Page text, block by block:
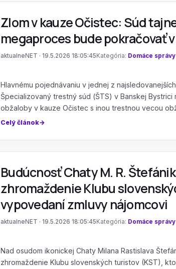
Zlom v kauze Očistec: Súd
megaproces bude pokračovať
aktualneNET · 19.5.2026 18:05:45 Kategória: Domáce správy
Hlavnému pojednávaniu v jednej z
Špecializovaný trestný súd (ŠTS) v Banskej
obžaloby v kauze Očistec s inou trestnou vecou
Celý článok
Budúcnosť Chaty M. R.
zhromaždenie Klubu
vypovedaní zmluvy nájomcovi
aktualneNET · 19.5.2026 18:05:45 Kategória: Domáce správy
Nad osudom ikonickej Chaty Milana Rastislava
zhromaždenie Klubu slovenských turistov (KST),